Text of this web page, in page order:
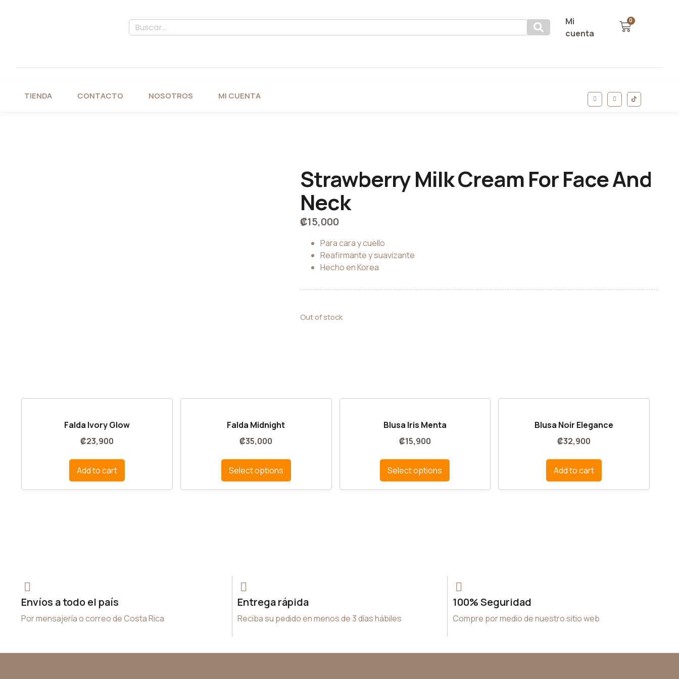
Mi
cuenta
0
TIENDA CONTACTO NOSOTROS MI CUENTA
Strawberry Milk Cream For Face And
Neck
₡15,000
Para cara y cuello
Reafirmante y suavizante
Hecho en Korea
Out of stock
Falda Ivory Glow
₡23,900
Add to cart
Falda Midnight
₡35,000
Select options
Blusa Iris Menta
₡15,900
Select options
Blusa Noir Elegance
₡32,900
Add to cart
Envíos a todo el país
Por mensajería o correo de Costa Rica
Entrega rápida
Reciba su pedido en menos de 3 días hábiles
100% Seguridad
Compre por medio de nuestro sitio web